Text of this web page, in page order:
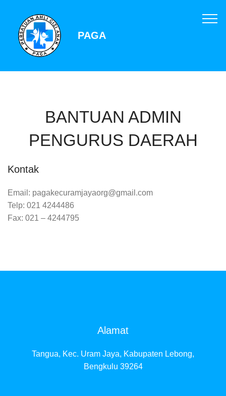
PAGA
BANTUAN ADMIN
PENGURUS DAERAH
Kontak
Email: pagakecuramjayaorg@gmail.com
Telp: 021 4244486
Fax: 021 – 4244795
Alamat
Tangua, Kec. Uram Jaya, Kabupaten Lebong,
Bengkulu 39264